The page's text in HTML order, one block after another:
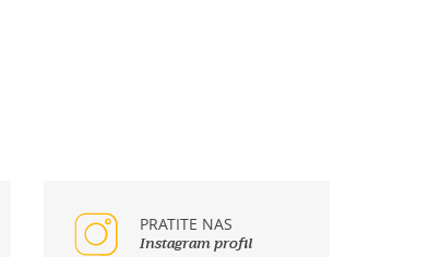
PRATITE NAS
Instagram profil